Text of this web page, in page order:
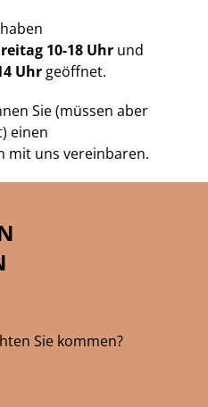
10-18 Uhrund
Uhr geöffnet.
Sie (müssen aber
einen
mit uns vereinbaren.
Sie kommen?